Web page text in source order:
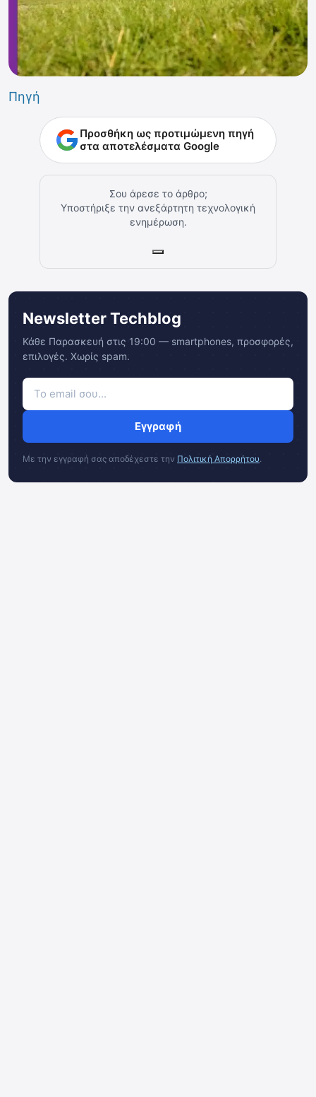
Πηγή
Προσθήκη ως προτιμώμενη πηγή
στα αποτελέσματα Google
Σου άρεσε το άρθρο;
Υποστήριξε την ανεξάρτητη τεχνολογική
ενημέρωση.
Newsletter Techblog
Κάθε Παρασκευή στις 19:00 — smartphones, προσφορές,
επιλογές. Χωρίς spam.
Εγγραφή
Με την εγγραφή σας αποδέχεστε την Πολιτική Απορρήτου.